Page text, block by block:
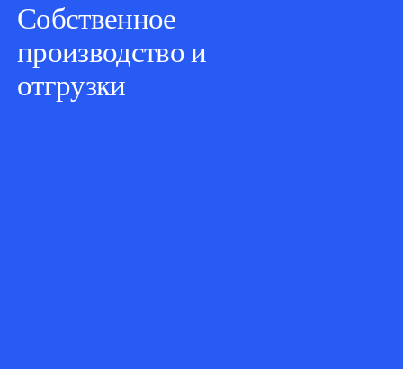
Собственное
производство и
отгрузки